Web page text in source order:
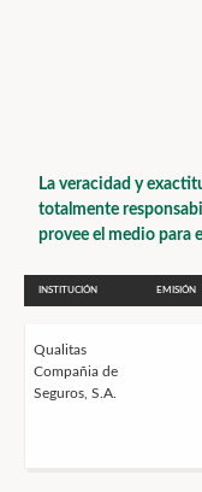
La veracidad y
totalmente
provee el medio para
INSTITUCIÓN EMISIÓN
Qualitas
Compañia de
Seguros, S.A.